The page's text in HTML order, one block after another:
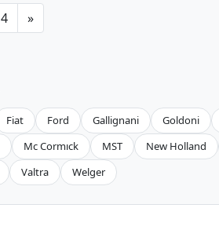
4 »
Fiat Ford Gallignani Goldoni
Mc Cormıck MST New Holland
Valtra Welger